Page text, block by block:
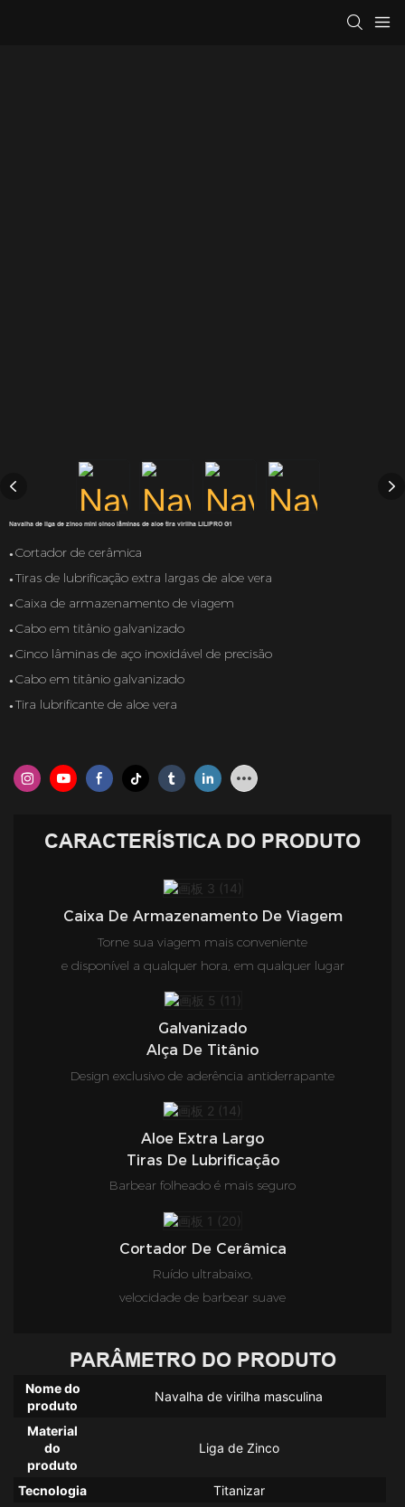
Navalha de liga de zinco mini cinco lâminas de aloe tira virilha LILIPRO G1
● Cortador de cerâmica
● Tiras de lubrificação extra largas de aloe vera
● Caixa de armazenamento de viagem
● Cabo em titânio galvanizado
● Cinco lâminas de aço inoxidável de precisão
● Cabo em titânio galvanizado
● Tira lubrificante de aloe vera
CARACTERÍSTICA DO PRODUTO
Caixa De Armazenamento De Viagem
Torne sua viagem mais conveniente
e disponível a qualquer hora, em qualquer lugar
Galvanizado
Alça De Titânio
Design exclusivo de aderência antiderrapante
Aloe Extra Largo
Tiras De Lubrificação
Barbear folheado é mais seguro
Cortador De Cerâmica
Ruído ultrabaixo,
velocidade de barbear suave
PARÂMETRO DO PRODUTO
Nome do
produto
Navalha de virilha masculina
Material
do
produto
Liga de Zinco
Tecnologia
Titanizar